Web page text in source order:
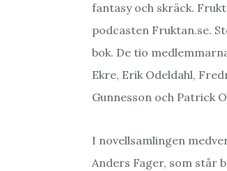
fantasy och skräck.
podcasten Fruktan.se.
bok. De tio
Ekre, Erik Odeldahl,
Gunnesson och Patrick
I novellsamlingen
Anders Fager, som står